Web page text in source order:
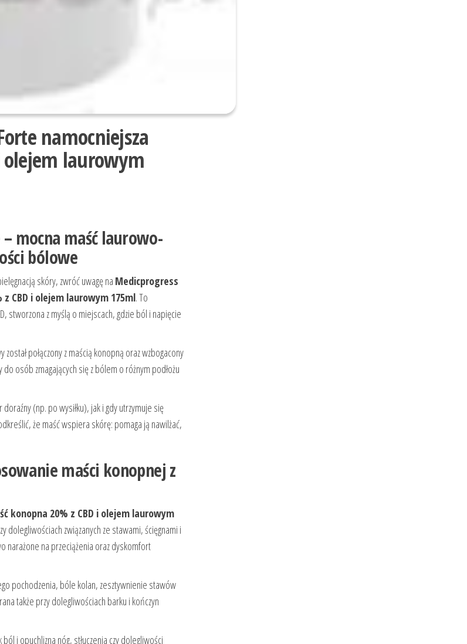
namocniejsza
olejem laurowym
mocna maść laurowo-
bólowe
skóry, zwróć uwagę na Medicprogress
CBD i olejem laurowym 175ml. To
stworzona z myślą o miejscach, gdzie ból i napięcie
połączony z maścią konopną oraz wzbogacony
osób zmagających się z bólem o różnym podłożu
(np. po wysiłku), jak i gdy utrzymuje się
że maść wspiera skórę: pomaga ją nawilżać,
maści konopnej z
konopna 20% z CBD i olejem laurowym
związanych ze stawami, ścięgnami i
narażone na przeciążenia oraz dyskomfort
pochodzenia, bóle kolan, zesztywnienie stawów
także przy dolegliwościach barku i kończyn
i opuchlizna nóg, stłuczenia czy dolegliwości